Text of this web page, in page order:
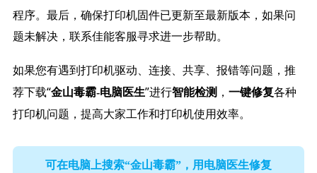
程序。最后，确保打印机固件已更新至最新版本，如果问
题未解决，联系佳能客服寻求进一步帮助。
如果您有遇到打印机驱动、连接、共享、报错等问题，推
荐下载“金山毒霸-电脑医生”进行智能检测， 一键修复各种
打印机问题，提高大家工作和打印机使用效率。
可在电脑上搜索“金山毒霸”，用电脑医生修复